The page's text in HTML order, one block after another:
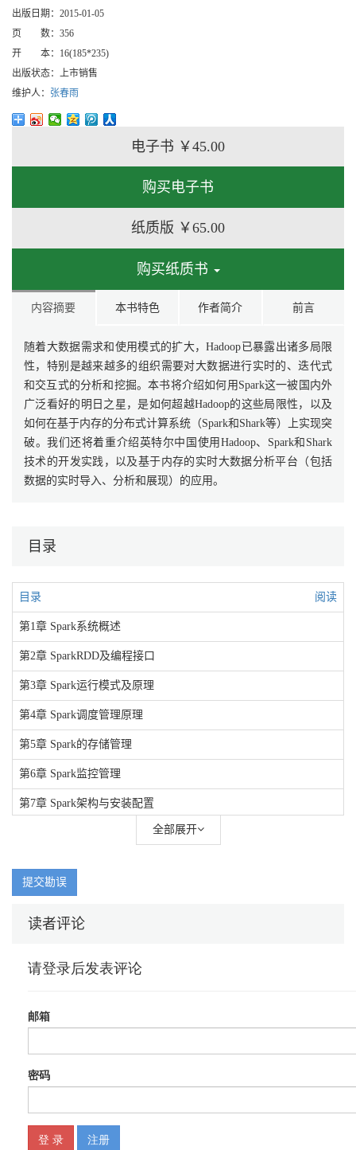
出版日期： 2015-01-05
页 数： 356
开 本： 16(185*235)
出版状态： 上市销售
维护人： 张春雨
电子书 ￥45.00
购买电子书
纸质版 ￥65.00
购买纸质书
内容摘要 本书特色 作者简介 前言
随着大数据需求和使用模式的扩大，Hadoop已暴露出诸多局限
性，特别是越来越多的组织需要对大数据进行实时的、迭代式
和交互式的分析和挖掘。本书将介绍如何用Spark这一被国内外
广泛看好的明日之星，是如何超越Hadoop的这些局限性，以及
如何在基于内存的分布式计算系统（Spark和Shark等）上实现突
破。我们还将着重介绍英特尔中国使用Hadoop、Spark和Shark
技术的开发实践，以及基于内存的实时大数据分析平台（包括
数据的实时导入、分析和展现）的应用。
目录
目录 阅读
第1章 Spark系统概述
第2章 SparkRDD及编程接口
第3章 Spark运行模式及原理
第4章 Spark调度管理原理
第5章 Spark的存储管理
第6章 Spark监控管理
第7章 Spark架构与安装配置
第11章 GraphX计算框架
全部展开
提交勘误
读者评论